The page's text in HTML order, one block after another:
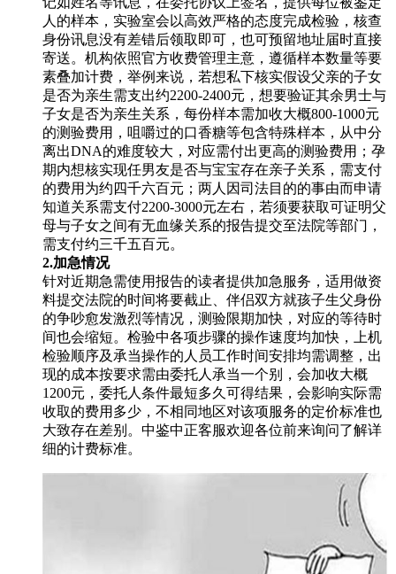
人的样本，实验室会以高效严格的态度完成检验，核查
身份讯息没有差错后领取即可，也可预留地址届时直接
寄送。机构依照官方收费管理主意，遵循样本数量等要
素叠加计费，举例来说，若想私下核实假设父亲的子女
是否为亲生需支出约2200-2400元，想要验证其余男士与
子女是否为亲生关系，每份样本需加收大概800-1000元
的测验费用，咀嚼过的口香糖等包含特殊样本，从中分
离出DNA的难度较大，对应需付出更高的测验费用；孕
期内想核实现任男友是否与宝宝存在亲子关系，需支付
的费用为约四千六百元；两人因司法目的的事由而申请
知道关系需支付2200-3000元左右，若须要获取可证明父
母与子女之间有无血缘关系的报告提交至法院等部门，
需支付约三千五百元。
2.加急情况
针对近期急需使用报告的读者提供加急服务，适用做资
料提交法院的时间将要截止、伴侣双方就孩子生父身份
的争吵愈发激烈等情况，测验限期加快，对应的等待时
间也会缩短。检验中各项步骤的操作速度均加快，上机
检验顺序及承当操作的人员工作时间安排均需调整，出
现的成本按要求需由委托人承当一个别，会加收大概
1200元，委托人条件最短多久可得结果，会影响实际需
收取的费用多少，不相同地区对该项服务的定价标准也
大致存在差别。中鉴中正客服欢迎各位前来询问了解详
细的计费标准。